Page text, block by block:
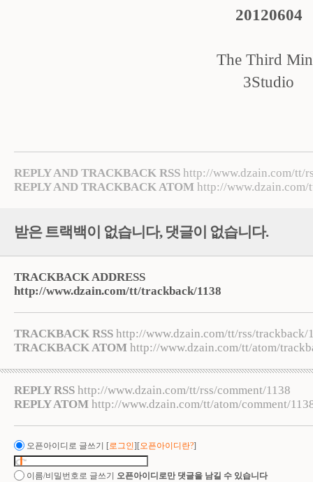
20120604
The Third
3Studio
REPLY AND TRACKBACK RSS http://www.dzain.com/tt/
REPLY AND TRACKBACK ATOM http://www.dzain.com/
받은 트랙백이 없습니다, 댓글이 없습니다.
TRACKBACK ADDRESS
http://www.dzain.com/tt/trackback/1138
TRACKBACK RSS http://www.dzain.com/tt/rss/trackback/
TRACKBACK ATOM http://www.dzain.com/tt/atom/
REPLY RSS http://www.dzain.com/tt/rss/comment/1138
REPLY ATOM http://www.dzain.com/tt/atom/comment/
오픈아이디로 글쓰기 [로그인][오픈아이디란?]
이름/비밀번호로 글쓰기 오픈아이디로만 댓글을 남길 수 있습니다